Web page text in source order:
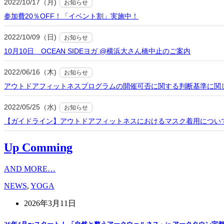
2022/10/17（月) お知らせ
参加費20％OFF！「イベント割」実施中！
2022/10/09（日) お知らせ
10月10日 OCEAN SIDEヨガ @横浜大さん橋中止のご案内
2022/06/16（木) お知らせ
アウトドアフィットネスプログラムの開催可否に関する判断基準に関
2022/05/25（水) お知らせ
【ガイドライン】アウトドアフィットネスにおけるマスク着用につい
Up Comming
AND MORE…
NEWS, YOGA
2026年3月11日